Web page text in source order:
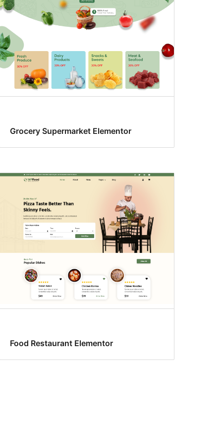
Grocery Supermarket Elementor
Food Restaurant Elementor